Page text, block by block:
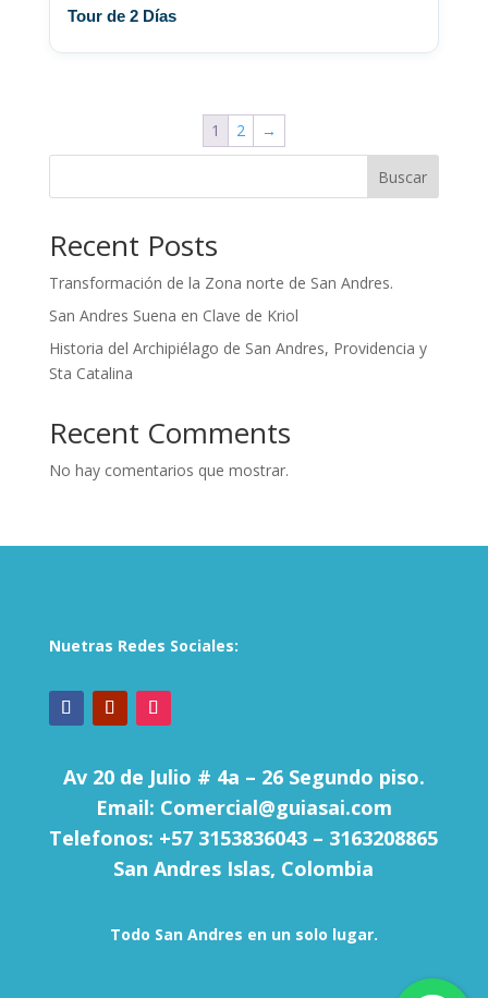
Tour de 2 Días
1 2 →
Buscar
Recent Posts
Transformación de la Zona norte de San Andres.
San Andres Suena en Clave de Kriol
Historia del Archipiélago de San Andres, Providencia y
Sta Catalina
Recent Comments
No hay comentarios que mostrar.
Nuetras Redes Sociales:
Av 20 de Julio # 4a – 26 Segundo piso.
Email: Comercial@guiasai.com
Telefonos: +57 3153836043 – 3163208865
San Andres Islas, Colombia
Todo San Andres en un solo lugar.